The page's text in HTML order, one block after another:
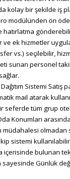
kolay bir şekilde iş
modülünden ön
hatırlatma
ek hizmetler
vs.) seçilebilir,
sunan personel
Sistemi
mail atarak
seferde tüm grup
Konumları
müdahalesi
sistemi
içerisinde bulunan
Günlük